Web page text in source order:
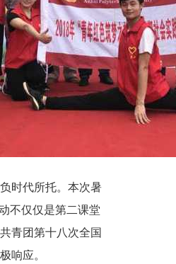
时代所托。本次暑
不仅仅是第二课堂
青团第十八次全国
响应。